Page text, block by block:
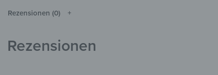
Rezensionen (0)
Rezensionen